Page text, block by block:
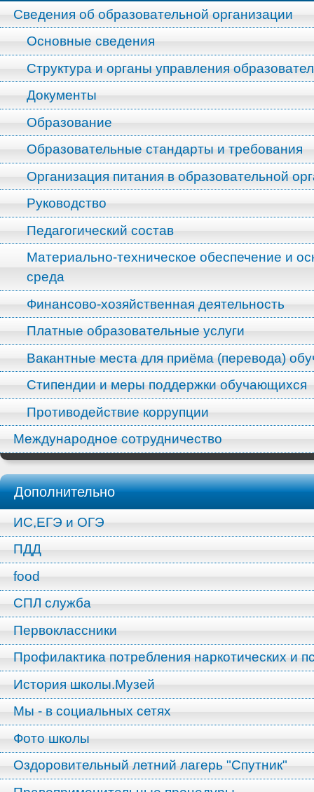
Сведения об образовательной организации
Основные сведения
Структура и органы управления
Документы
Образование
Образовательные стандарты и требования
Организация питания в образовательной
Руководство
Педагогический состав
Материально-техническое обеспечение и
среда
Финансово-хозяйственная деятельность
Платные образовательные услуги
Вакантные места для приёма (перевода)
Стипендии и меры поддержки обучающихся
Противодействие коррупции
Международное сотрудничество
Дополнительно
ИС,ЕГЭ и ОГЭ
ПДД
food
СПЛ служба
Первоклассники
Профилактика потребления наркотических и
История школы.Музей
Мы - в социальных сетях
Фото школы
Оздоровительный летний лагерь "Спутник"